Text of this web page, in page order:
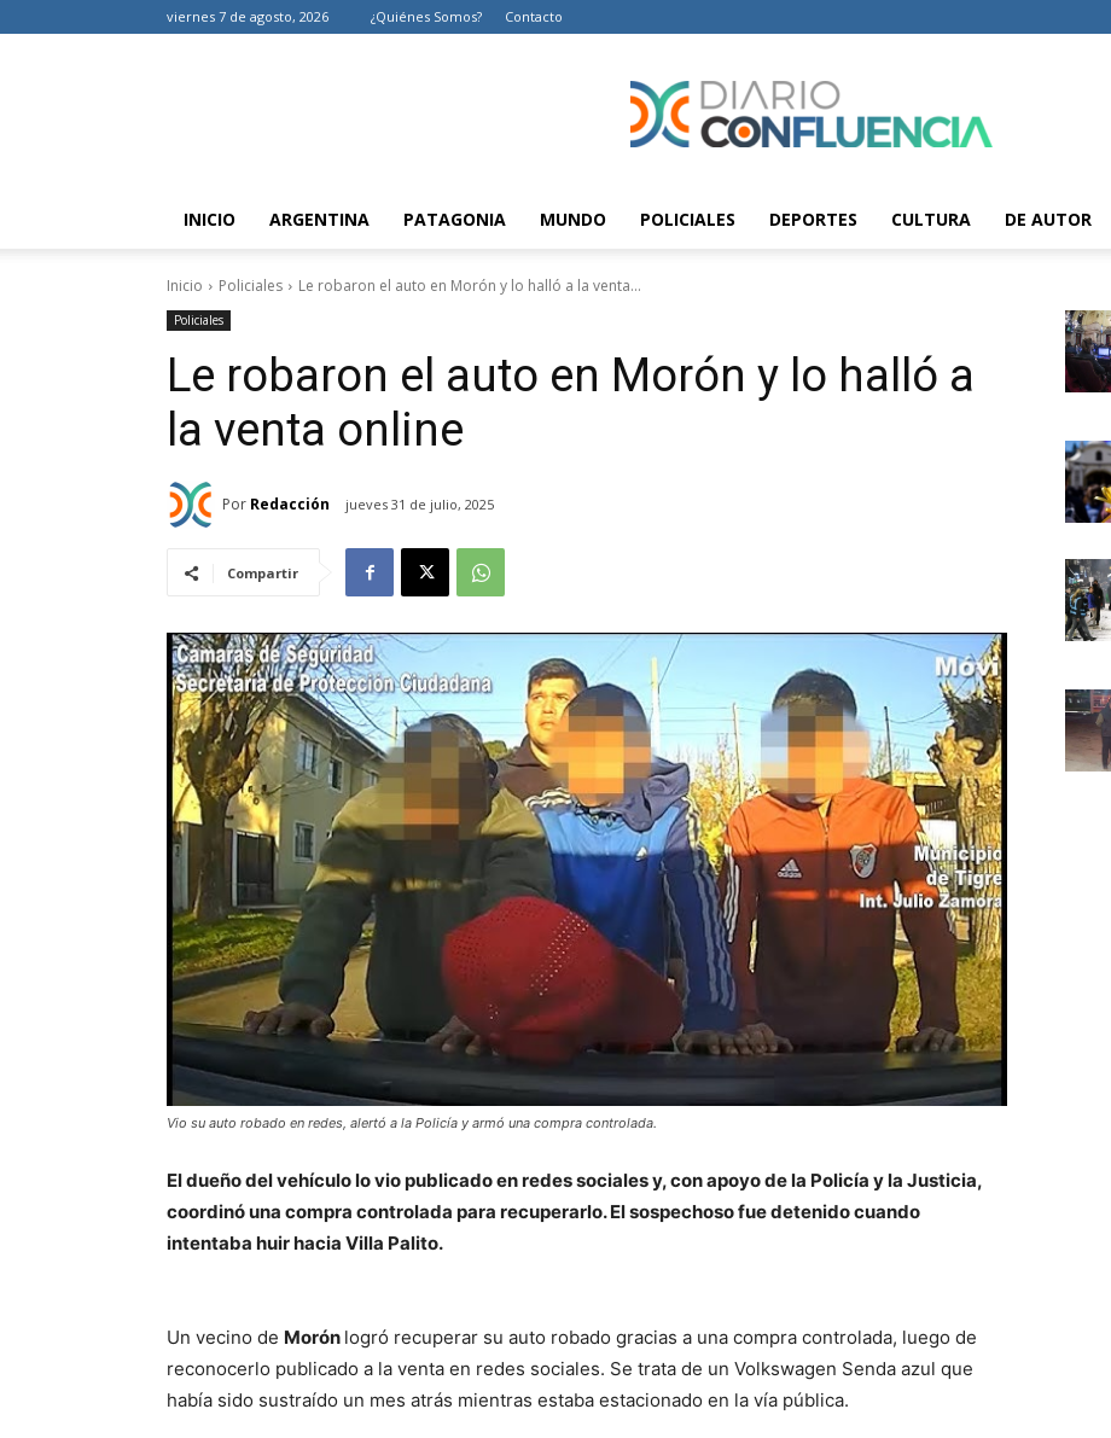
viernes 7 de agosto, 2026 ¿Quiénes Somos? Contacto
Diario
Confluencia
Noticias
de
INICIO ARGENTINA PATAGONIA MUNDO POLICIALES DEPORTES CULTURA DE AUTOR
Inicio Policiales Le robaron el auto en Morón y lo halló a la venta...
Policiales
Le robaron el auto en Morón y lo halló a
la venta online
Por Redacción jueves 31 de julio, 2025
Compartir
Vio su auto robado en redes, alertó a la Policía y armó una compra controlada.
El dueño del vehículo lo vio publicado en redes sociales y, con apoyo de la Policía y la Justicia,
coordinó una compra controlada para recuperarlo. El sospechoso fue detenido cuando
intentaba huir hacia Villa Palito.
Un vecino de Morón logró recuperar su auto robado gracias a una compra controlada, luego de
reconocerlo publicado a la venta en redes sociales. Se trata de un Volkswagen Senda azul que
había sido sustraído un mes atrás mientras estaba estacionado en la vía pública.